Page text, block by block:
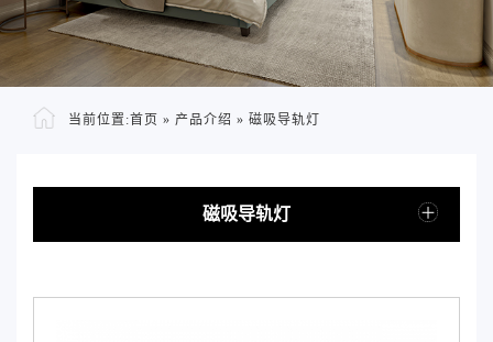
当前位置:首页 » 产品介绍 » 磁吸导轨灯
磁吸导轨灯